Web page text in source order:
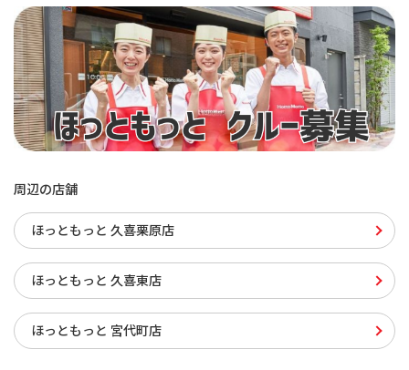
周辺の店舗
ほっともっと 久喜栗原店
ほっともっと 久喜東店
ほっともっと 宮代町店